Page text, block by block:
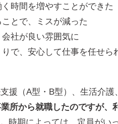
時間を増やすことができた
とで、ミスが減った
社が良い雰囲気に
で、安心して仕事を任せら
援（A型・B型）、生活介
所から就職したのですが、
時期によっては、定員がい